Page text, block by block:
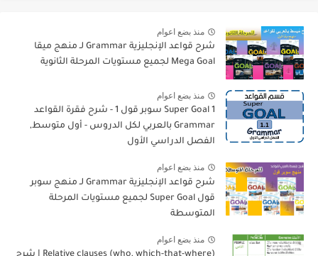
منذ بضع اعوام
شرح قواعد الإنجليزية Grammar لـ منهج ميقا
Mega Goal لجميع مستويات المرحلة الثانوية
منذ بضع اعوام
Super Goal 1 سوبر قول 1 - شرح فقرة القواعد
Grammar بالعربي لكل الدروس - أول متوسط,
الفصل الدراسي الأول
منذ بضع اعوام
شرح قواعد الإنجليزية Grammar لـ منهج سوبر
قول Super Goal لجميع مستويات المرحلة
المتوسطة
منذ بضع اعوام